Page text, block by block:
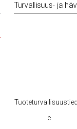
Turvallisuus- ja
e